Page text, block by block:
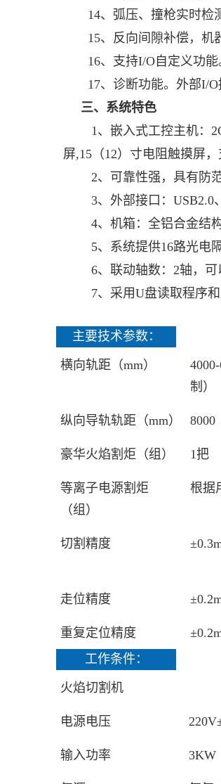
14、弧压、撞枪实时检
15、反向间隙补偿，机
16、支持I/O自定义功能
17、诊断功能。外部I/
三、系统特色
1、嵌入式工控主机：
屏,15（12）寸电阻触摸屏
2、可靠性强，具有防
3、外部接口：USB2.0
4、机箱：全铝合金结
5、系统提供16路光电
6、联动轴数：2轴，可
7、采用U盘读取程序和
主要技术参数：
横向轨距（mm）
制）
纵向导轨轨距（mm） 8000
豪华火焰割炬（组） 1把
等离子电源割炬
（组）
根据
切割精度
走位精度
重复定位精度
工作条件：
火焰切割机
电源电压
输入功率 3KW